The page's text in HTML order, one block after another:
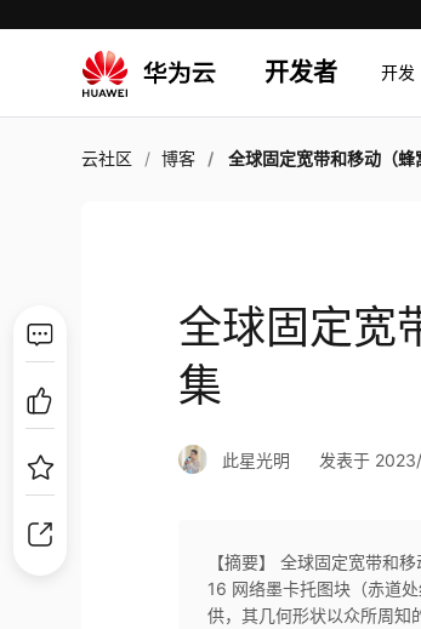
开发者 开发
云社区 博客 全球固定宽带和移动（
全球固定宽
集
此星光明 发表于
【摘要】 ​全球固定宽带和
16 网络墨卡托图块（赤道
供，其几何形状以众所周知